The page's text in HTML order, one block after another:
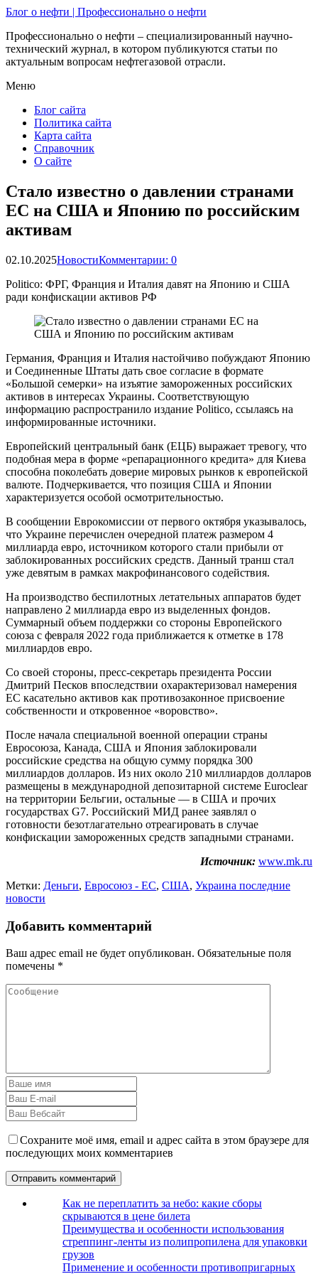
Блог о нефти | Профессионально о нефти
Профессионально о нефти – специализированный научно-
технический журнал, в котором публикуются статьи по
актуальным вопросам нефтегазовой отрасли.
Меню
Блог сайта
Политика сайта
Карта сайта
Справочник
О сайте
Стало известно о давлении странами
ЕС на США и Японию по российским
активам
02.10.2025НовостиКомментарии: 0
Politico: ФРГ, Франция и Италия давят на Японию и США
ради конфискации активов РФ
Германия, Франция и Италия настойчиво побуждают Японию
и Соединенные Штаты дать свое согласие в формате
«Большой семерки» на изъятие замороженных российских
активов в интересах Украины. Соответствующую
информацию распространило издание Politico, ссылаясь на
информированные источники.
Европейский центральный банк (ЕЦБ) выражает тревогу, что
подобная мера в форме «репарационного кредита» для Киева
способна поколебать доверие мировых рынков к европейской
валюте. Подчеркивается, что позиция США и Японии
характеризуется особой осмотрительностью.
В сообщении Еврокомиссии от первого октября указывалось,
что Украине перечислен очередной платеж размером 4
миллиарда евро, источником которого стали прибыли от
заблокированных российских средств. Данный транш стал
уже девятым в рамках макрофинансового содействия.
На производство беспилотных летательных аппаратов будет
направлено 2 миллиарда евро из выделенных фондов.
Суммарный объем поддержки со стороны Европейского
союза с февраля 2022 года приближается к отметке в 178
миллиардов евро.
Со своей стороны, пресс-секретарь президента России
Дмитрий Песков впоследствии охарактеризовал намерения
ЕС касательно активов как противозаконное присвоение
собственности и откровенное «воровство».
После начала специальной военной операции страны
Евросоюза, Канада, США и Япония заблокировали
российские средства на общую сумму порядка 300
миллиардов долларов. Из них около 210 миллиардов долларов
размещены в международной депозитарной системе Euroclear
на территории Бельгии, остальные — в США и прочих
государствах G7. Российский МИД ранее заявлял о
готовности безотлагательно отреагировать в случае
конфискации замороженных средств западными странами.
Источник: www.mk.ru
Метки: Деньги, Евросоюз - ЕС, США, Украина последние
новости
Добавить комментарий
Ваш адрес email не будет опубликован. Обязательные поля
помечены *
Сохраните моё имя, email и адрес сайта в этом браузере для
последующих моих комментариев
Как не переплатить за небо: какие сборы
скрываются в цене билета
Преимущества и особенности использования
стреппинг-ленты из полипропилена для упаковки
грузов
Применение и особенности противопригарных